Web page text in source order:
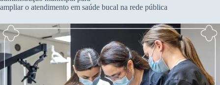
ampliar o atendimento em saúde bucal na rede pública